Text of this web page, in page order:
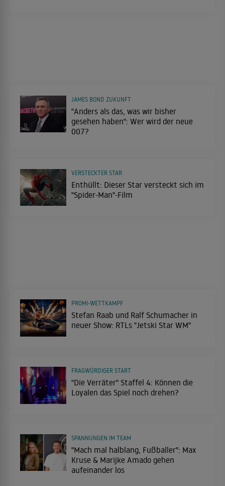
"Anders als das, was wir bisher
gesehen haben": Wer wird der neue
007?
JAMES BOND ZUKUNFT
Enthüllt: Dieser Star versteckt sich im
"Spider-Man"-Film
VERSTECKTER STAR
Stefan Raab und Ralf Schumacher in
neuer Show: RTLs "Jetski Star WM"
PROMI-WETTKAMPF
"Die Verräter" Staffel 4: Können die
Loyalen das Spiel noch drehen?
FRAGWÜRDIGER START
"Mach mal halblang, Fußballer": Max
Kruse & Marijke Amado gehen
aufeinander los
SPANNUNGEN IM TEAM